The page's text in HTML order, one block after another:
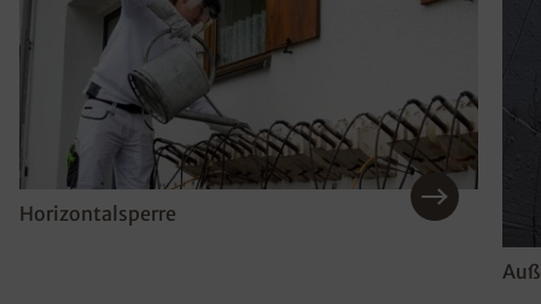
Horizontalsperre